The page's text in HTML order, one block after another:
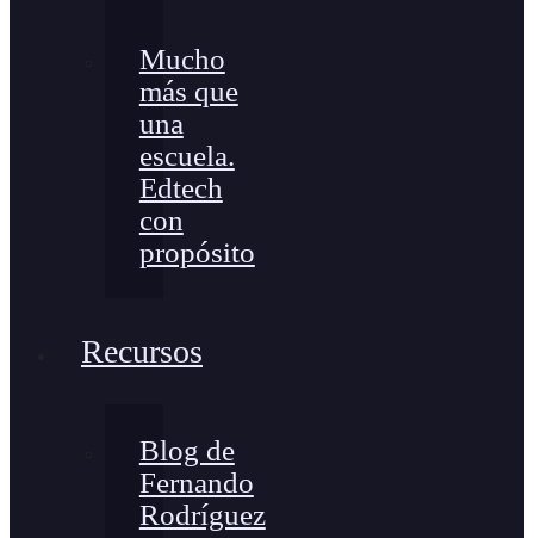
Mucho
más que
una
escuela.
Edtech
con
propósito
Recursos
Blog de
Fernando
Rodríguez